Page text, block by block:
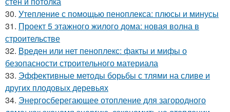
30. Утепление с помощью пеноплекса: плюсы и минусы
31. Проект 5 этажного жилого дома: новая волна в
строительстве
32. Вреден или нет пеноплекс: факты и мифы о
безопасности строительного материала
33. Эффективные методы борьбы с тлями на сливе и
других плодовых деревьях
34. Энергосберегающее отопление для загородного